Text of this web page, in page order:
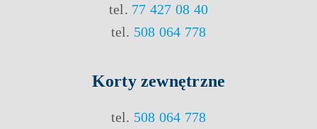
tel. 77 427 08 40
tel. 508 064 778
Korty zewnętrzne
tel. 508 064 778